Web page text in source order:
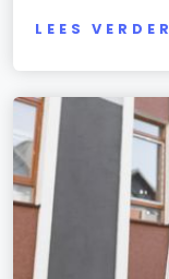
LEES VERDER